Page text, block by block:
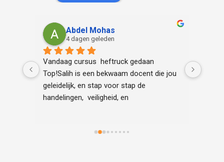
Abdel Mohas
4 dagen geleden
Vandaag cursus  heftruck gedaan
Top!Salih is een bekwaam docent die jou
geleidelijk, en stap voor stap de
handelingen,  veiligheid, en
duidelijk op bepaalde onderdelen van de